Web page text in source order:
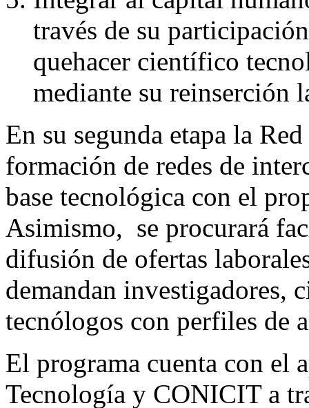
través de su
quehacer científico
mediante su reinserción
En su segunda etapa la
formación de redes de
base tecnológica con el
Asimismo, se procurará
difusión de ofertas
demandan investigadores,
tecnólogos con perfiles de
El programa cuenta con el
Tecnología y CONICIT a